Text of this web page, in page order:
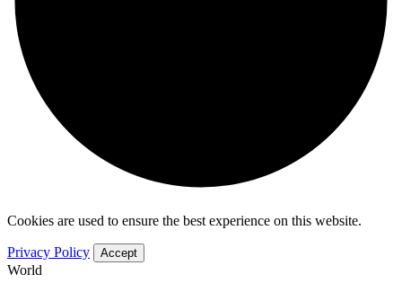
Cookies are used to ensure the best experience on this website.
Privacy Policy Accept
World